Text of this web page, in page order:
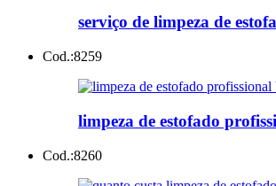
serviço de limpeza de
Cod.:8259
limpeza de estofado
Cod.:8260